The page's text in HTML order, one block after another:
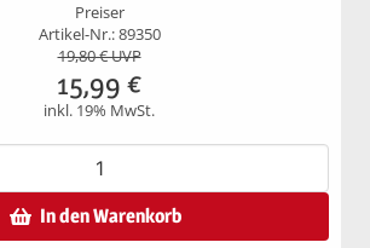
Preiser
Artikel-Nr.: 89350
19,80€ UVP
15,99 €
inkl. 19% MwSt.
In den Warenkorb